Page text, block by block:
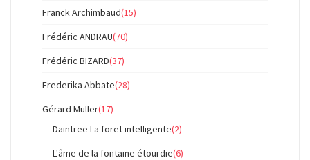
Franck Archimbaud(15)
Frédéric ANDRAU(70)
Frédéric BIZARD(37)
Frederika Abbate(28)
Gérard Muller(17)
Daintree La foret intelligente(2)
L'âme de la fontaine étourdie(6)